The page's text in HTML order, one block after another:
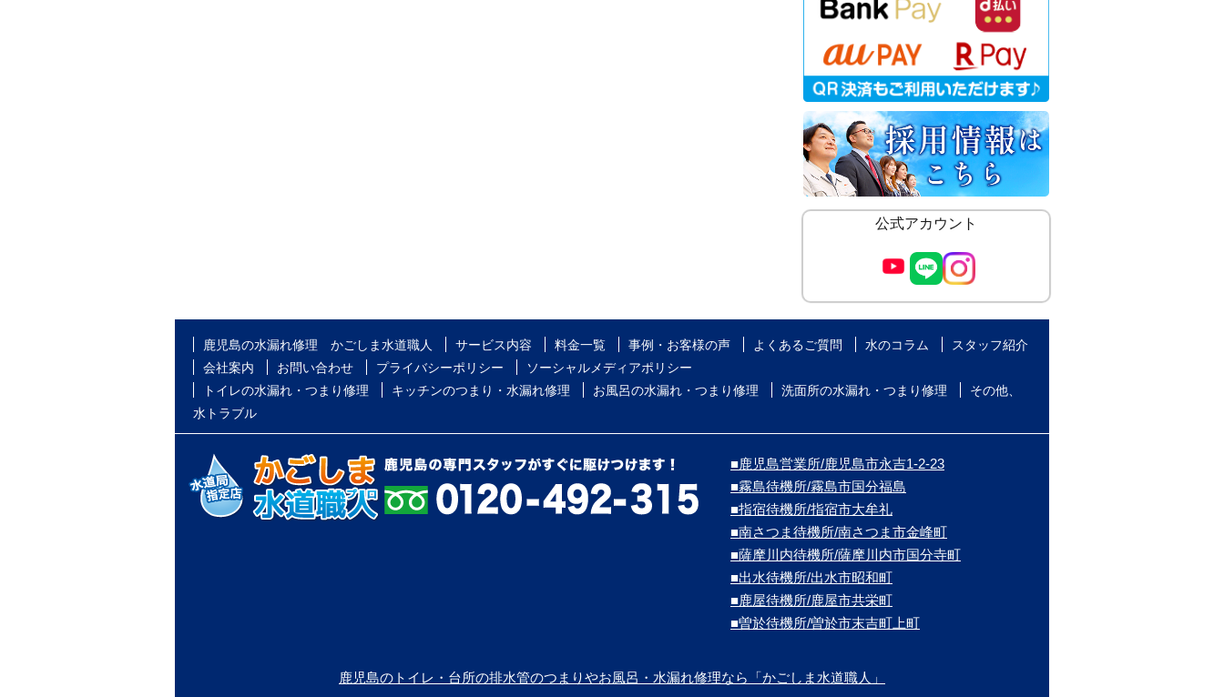
公式アカウント
鹿児島の水漏れ修理 かごしま水道職人 サービス内容 料金一覧 事例・お客様の声 よくあるご質問 水のコラム
スタッフ紹介
会社案内
お問い合わせ プライバシーポリシー
ソーシャルメディアポリシー
トイレの水漏れ・つまり修理
キッチンのつまり・水漏れ修理 お風呂の水漏れ・つまり修理 洗面所の水漏れ・つまり修理
その他、
水トラブル
■鹿児島営業所/鹿児島市永吉1-2-23
■霧島待機所/霧島市国分福島
■指宿待機所/指宿市大牟礼
■南さつま待機所/南さつま市金峰町
■薩摩川内待機所/薩摩川内市国分寺町
■出水待機所/出水市昭和町
■鹿屋待機所/鹿屋市共栄町
■曽於待機所/曽於市末吉町上町
鹿児島のトイレ・台所の排水管のつまりやお風呂・水漏れ修理なら「かごしま水道職人」